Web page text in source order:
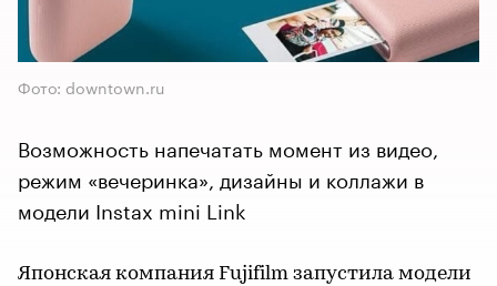
Фото: downtown.ru
Возможность напечатать момент из видео,
режим «вечеринка», дизайны и коллажи в
модели Instax mini Link
Японская компания Fujifilm запустила модели